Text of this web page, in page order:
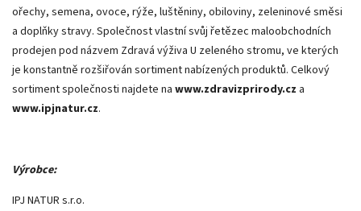
ořechy, semena, ovoce, rýže, luštěniny, obiloviny, zeleninové směsi
a doplňky stravy. Společnost vlastní svůj řetězec maloobchodních
prodejen pod názvem Zdravá výživa U zeleného stromu, ve kterých
je konstantně rozšiřován sortiment nabízených produktů. Celkový
sortiment společnosti najdete na www.zdravizprirody.cz a
www.ipjnatur.cz.
Výrobce:
IPJ NATUR s.r.o.